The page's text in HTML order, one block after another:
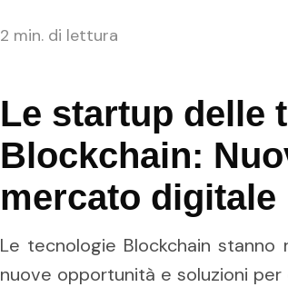
2 min. di lettura
Le startup delle
Blockchain:
mercato digitale
Le tecnologie Blockchain
nuove opportunità e soluzioni